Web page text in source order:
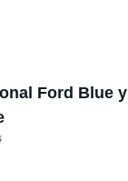
Ford Blue y